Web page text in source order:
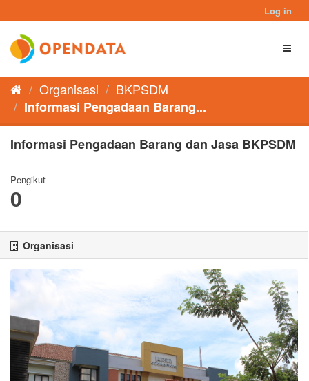
to
content
Log in
Organisasi
BKPSDM
Informasi Pengadaan Barang...
Informasi Pengadaan Barang dan Jasa BKPSDM
Pengikut
0
Organisasi